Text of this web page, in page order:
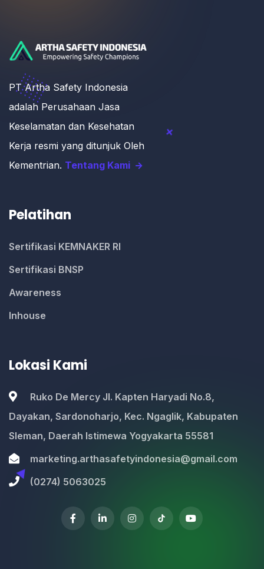
PT Artha Safety Indonesia
adalah Perusahaan Jasa
Keselamatan dan Kesehatan
Kerja resmi yang ditunjuk Oleh
Kementrian. Tentang Kami
Pelatihan
Sertifikasi KEMNAKER RI
Sertifikasi BNSP
Awareness
Inhouse
Lokasi Kami
Ruko De Mercy Jl. Kapten Haryadi No.8,
Dayakan, Sardonoharjo, Kec. Ngaglik, Kabupaten
Sleman, Daerah Istimewa Yogyakarta 55581
marketing.arthasafetyindonesia@gmail.com
(0274) 5063025